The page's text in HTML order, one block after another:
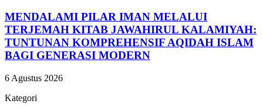
MENDALAMI PILAR IMAN MELALUI
TERJEMAH KITAB JAWAHIRUL KALAMIYAH:
TUNTUNAN KOMPREHENSIF AQIDAH ISLAM
BAGI GENERASI MODERN
6 Agustus 2026
Kategori